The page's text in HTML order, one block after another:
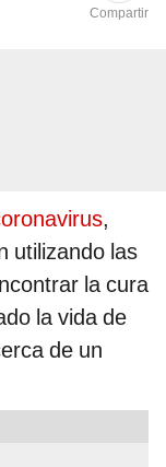
Compartir
,
utilizando las
la cura
la vida de
de un